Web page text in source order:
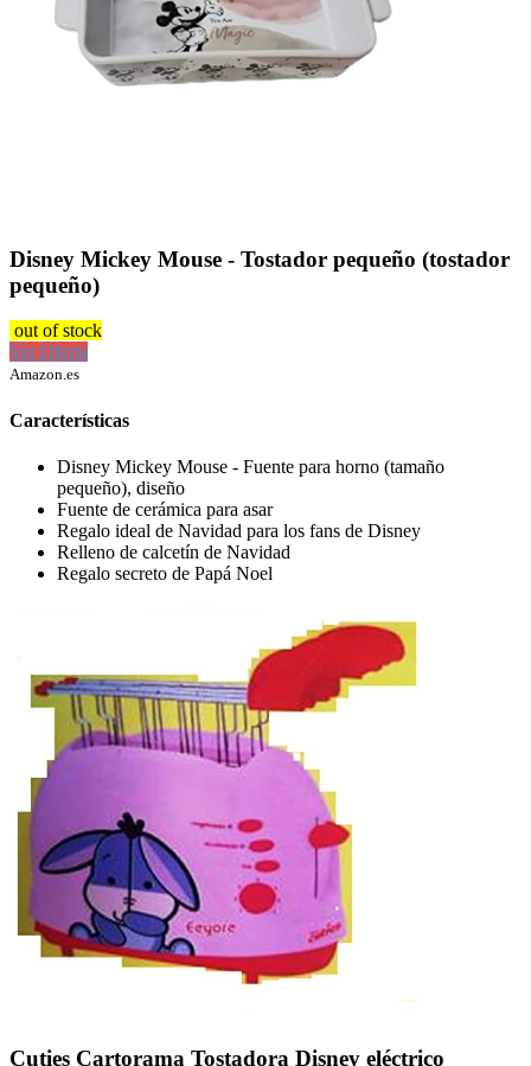
Disney Mickey Mouse - Tostador pequeño (tostador
pequeño)
out of stock
Ver Oferta
Amazon.es
Características
Disney Mickey Mouse - Fuente para horno (tamaño
pequeño), diseño
Fuente de cerámica para asar
Regalo ideal de Navidad para los fans de Disney
Relleno de calcetín de Navidad
Regalo secreto de Papá Noel
Cuties Cartorama Tostadora Disney eléctrico